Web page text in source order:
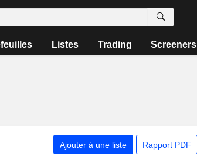
Listes Trading Screeners
Ajouter à une liste Rapport PDF